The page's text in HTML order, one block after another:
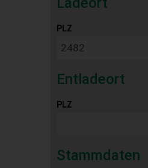
PLZ
Entladeort
PLZ
Stammdaten